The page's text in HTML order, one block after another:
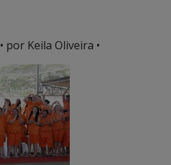
• por Keila Oliveira •